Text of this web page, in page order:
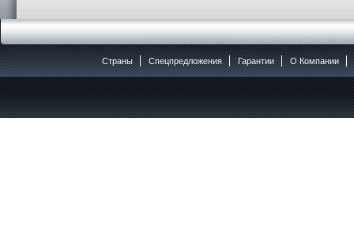
Страны Спецпредложения Гарантии O Компании